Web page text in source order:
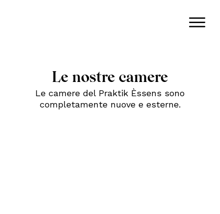
Le nostre camere
Le camere del Praktik Èssens sono
completamente nuove e esterne.